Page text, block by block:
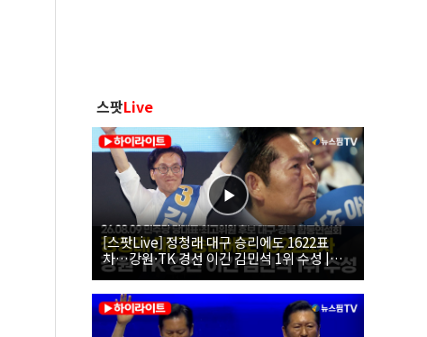
스팟Live
[스팟Live] 정청래 대구 승리에도 1622표
차…강원·TK 경선 이긴 김민석 1위 수성 |
26.08.09 더불어민주당 당대표·최고위원 후
보 대구·경북 합동연설회